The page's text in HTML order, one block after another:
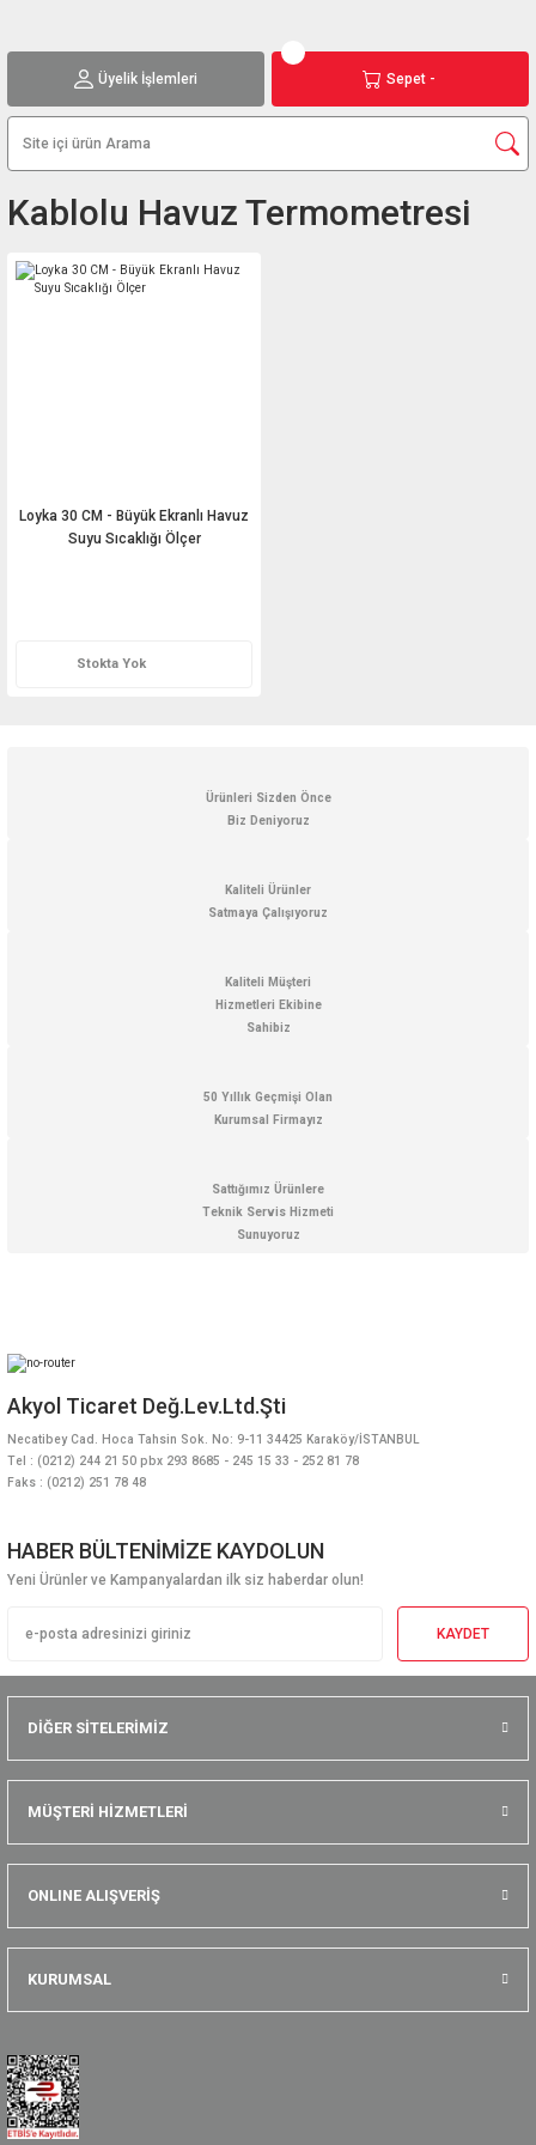
Üyelik İşlemleri Sepet -
Kablolu Havuz Termometresi
Loyka 30 CM - Büyük Ekranlı Havuz
Suyu Sıcaklığı Ölçer
Stokta Yok
Ürünleri Sizden Önce
Biz Deniyoruz
Kaliteli Ürünler
Satmaya Çalışıyoruz
Kaliteli Müşteri
Hizmetleri Ekibine
Sahibiz
50 Yıllık Geçmişi Olan
Kurumsal Firmayız
Sattığımız Ürünlere
Teknik Servis Hizmeti
Sunuyoruz
Akyol Ticaret Değ.Lev.Ltd.Şti
Necatibey Cad. Hoca Tahsin Sok. No: 9-11 34425 Karaköy/İSTANBUL
Tel : (0212) 244 21 50 pbx 293 8685 - 245 15 33 - 252 81 78
Faks : (0212) 251 78 48
HABER BÜLTENİMİZE KAYDOLUN
Yeni Ürünler ve Kampanyalardan ilk siz haberdar olun!
KAYDET
DİĞER SİTELERİMİZ
MÜŞTERİ HİZMETLERİ
ONLINE ALIŞVERİŞ
KURUMSAL